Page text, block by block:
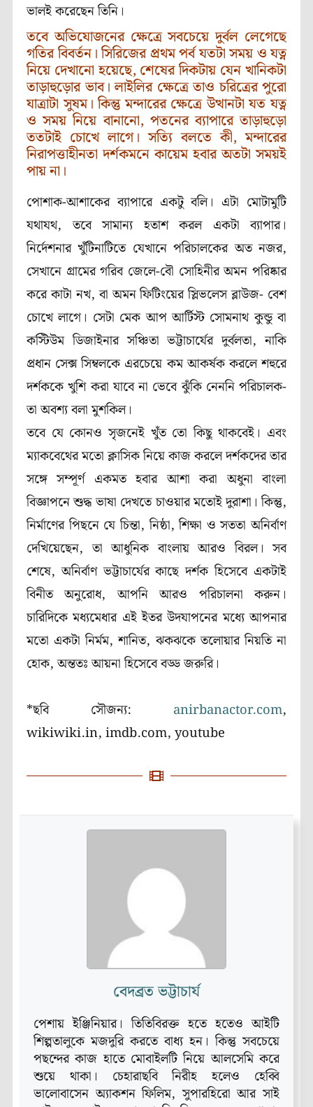
ভালই করেছেন তিনি।
তবে অভিযোজনের ক্ষেত্রে সবচেয়ে দুর্বল লেগেছে
গতির বিবর্তন। সিরিজের প্রথম পর্ব যতটা সময় ও যত্ন
নিয়ে দেখানো হয়েছে, শেষের দিকটায় যেন খানিকটা
তাড়াহুড়োর ভাব। লাইলির ক্ষেত্রে তাও চরিত্রের পুরো
যাত্রাটা সুষম। কিন্তু মন্দারের ক্ষেত্রে উত্থানটা যত যত্ন
ও সময় নিয়ে বানানো, পতনের ব্যাপারে তাড়াহুড়ো
ততটাই চোখে লাগে। সত্যি বলতে কী, মন্দারের
নিরাপত্তাহীনতা দর্শকমনে কায়েম হবার অতটা সময়ই
পায় না।
পোশাক-আশাকের ব্যাপারে একটু বলি। এটা মোটামুটি
যথাযথ, তবে সামান্য হতাশ করল একটা ব্যাপার।
নির্দেশনার খুঁটিনাটিতে যেখানে পরিচালকের অত নজর,
সেখানে গ্রামের গরিব জেলে-বৌ সোহিনীর অমন পরিষ্কার
করে কাটা নখ, বা অমন ফিটিংয়ের স্লিভলেস ব্লাউজ- বেশ
চোখে লাগে। সেটা মেক আপ আর্টিস্ট সোমনাথ কুন্ডু বা
কস্টিউম ডিজাইনার সঞ্চিতা ভট্টাচার্যের দুর্বলতা, নাকি
প্রধান সেক্স সিম্বলকে এরচেয়ে কম আকর্ষক করলে শহুরে
দর্শককে খুশি করা যাবে না ভেবে ঝুঁকি নেননি পরিচালক-
তা অবশ্য বলা মুশকিল।
তবে যে কোনও সৃজনেই খুঁত তো কিছু থাকবেই। এবং
ম্যাকবেথের মতো ক্লাসিক নিয়ে কাজ করলে দর্শকদের তার
সঙ্গে সম্পূর্ণ একমত হবার আশা করা অধুনা বাংলা
বিজ্ঞাপনে শুদ্ধ ভাষা দেখতে চাওয়ার মতোই দুরাশা। কিন্তু,
নির্মাণের পিছনে যে চিন্তা, নিষ্ঠা, শিক্ষা ও সততা অনির্বাণ
দেখিয়েছেন, তা আধুনিক বাংলায় আরও বিরল। সব
শেষে, অনির্বাণ ভট্টাচার্যের কাছে দর্শক হিসেবে একটাই
বিনীত অনুরোধ, আপনি আরও পরিচালনা করুন।
চারিদিকে মধ্যমেধার এই ইতর উদযাপনের মধ্যে আপনার
মতো একটা নির্মম, শানিত, ঝকঝকে তলোয়ার নিয়তি না
হোক, অন্ততঃ আয়না হিসেবে বড্ড জরুরি।
*ছবি সৌজন্য: anirbanactor.com,
wikiwiki.in, imdb.com, youtube
বেদব্রত ভট্টাচার্য
পেশায় ইঞ্জিনিয়ার। তিতিবিরক্ত হতে হতেও আইটি
শিল্পতালুকে মজদুরি করতে বাধ্য হন। কিন্তু সবচেয়ে
পছন্দের কাজ হাতে মোবাইলটি নিয়ে আলসেমি করে
শুয়ে থাকা। চেহারাছবি নিরীহ হলেও হেব্বি
ভালোবাসেন অ্যাকশন ফিলিম, সুপারহিরো আর সাই